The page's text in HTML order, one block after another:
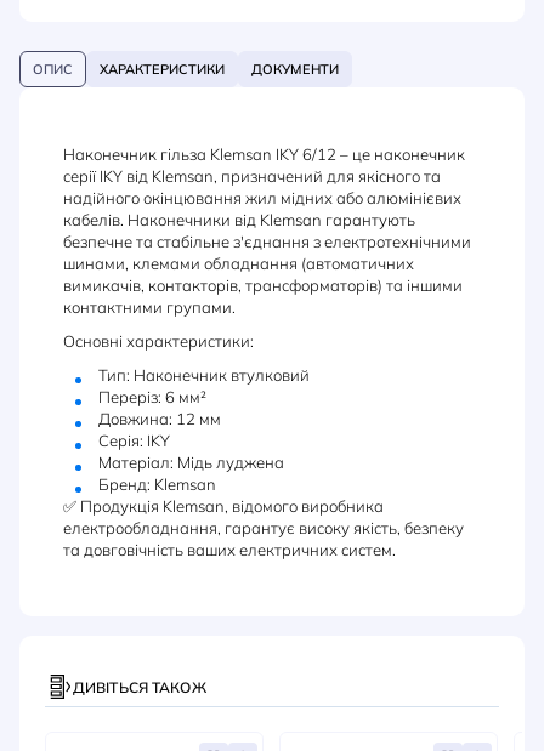
ОПИС ХАРАКТЕРИСТИКИ ДОКУМЕНТИ
Наконечник гільза Klemsan IKY 6/12 – це наконечник
серії IKY від Klemsan, призначений для якісного та
надійного окінцювання жил мідних або алюмінієвих
кабелів. Наконечники від Klemsan гарантують
безпечне та стабільне з'єднання з електротехнічними
шинами, клемами обладнання (автоматичних
вимикачів, контакторів, трансформаторів) та іншими
контактними групами.
Основні характеристики:
Тип: Наконечник втулковий
Переріз: 6 мм²
Довжина: 12 мм
Серія: IKY
Матеріал: Мідь луджена
Бренд: Klemsan
✅ Продукція Klemsan, відомого виробника
електрообладнання, гарантує високу якість, безпеку
та довговічність ваших електричних систем.
ДИВІТЬСЯ ТАКОЖ